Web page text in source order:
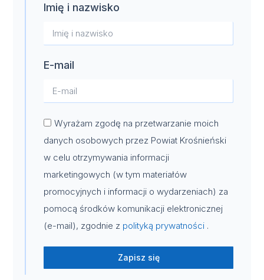
Imię i nazwisko
E-mail
Wyrażam zgodę na przetwarzanie moich
danych osobowych przez Powiat Krośnieński
w celu otrzymywania informacji
marketingowych (w tym materiałów
promocyjnych i informacji o wydarzeniach) za
pomocą środków komunikacji elektronicznej
(e-mail), zgodnie z polityką prywatności .
Zapisz się